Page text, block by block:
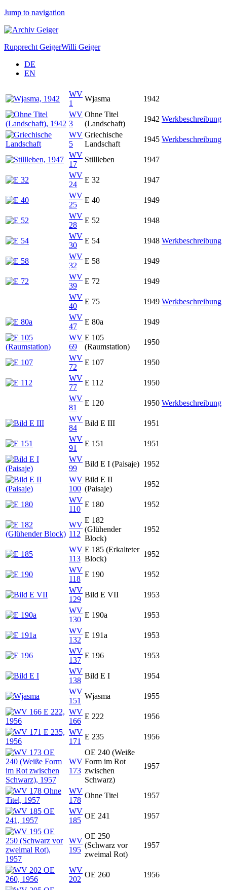
Jump to navigation
Rupprecht GeigerWilli Geiger
DE
EN
WV
1
Wjasma
1942
WV
3
Ohne Titel
(Landschaft)
1942 Werkbeschreibung
WV
5
Griechische
Landschaft
1945 Werkbeschreibung
WV
17
Stillleben
1947
WV
24
E 32
1947
WV
25
E 40
1949
WV
28
E 52
1948
WV
30
E 54 1948 Werkbeschreibung
WV
32
E 58
1949
WV
39
E 72
1949
WV
40
E 75 1949 Werkbeschreibung
WV
47
E 80a
1949
WV
69
E 105
(Raumstation)
1950
WV
72
E 107
1950
WV
77
E 112
1950
WV
81
E 120 1950 Werkbeschreibung
WV
84
Bild E III
1951
WV
91
E 151
1951
WV
99
Bild E I (Paisaje) 1952
WV
100
Bild E II
(Paisaje)
1952
WV
110
E 180 1952
WV
112
E 182
(Glühender
Block)
1952
WV
113
E 185 (Erkalteter
Block)
1952
WV
118
E 190
1952
WV
129
Bild E VII
1953
WV
130
E 190a
1953
WV
132
E 191a
1953
WV
137
E 196
1953
WV
138
Bild E I
1954
WV
151
Wjasma
1955
WV
166
E 222
1956
WV
171
E 235 1956
WV
173
OE 240 (Weiße
Form im Rot
zwischen
Schwarz)
1957
WV
178
Ohne Titel
1957
WV
185
OE 241 1957
WV
195
OE 250
(Schwarz vor
zweimal Rot)
1957
WV
202
OE 260 1956